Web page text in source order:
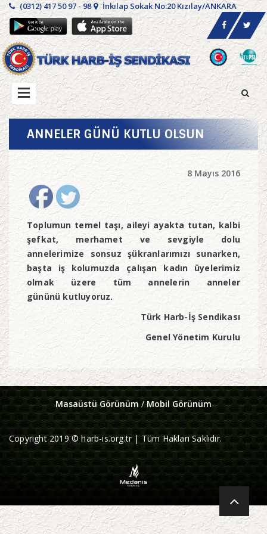
(0312) 417 50 97 - 98 İnkılap Sokak No:20 Kızılay/ANKARA
ANNELER GÜNÜ KUTLU OLSUN
8 Mayıs 2016
Toplumun temel taşı, aileyi ayakta tutan, kalbi
şefkat, merhamet ve sevgiyle dolu
annelerimize sonsuz şükranlarımızı sunarken,
başta iş kolumuzda çalışan kadın üyelerimiz
olmak üzere tüm annelerin anneler
gününü kutluyoruz.
Türk Harb-İş Sendikası
Genel Yönetim Kurulu
Masaüstü Görünüm/ Mobil Görünüm
Copyright 2019 © harb-is.org.tr | Tüm Hakları Saklıdır.